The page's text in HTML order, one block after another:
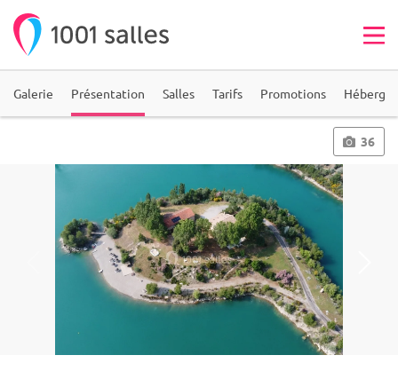
Galerie Présentation Salles Tarifs Promotions
36